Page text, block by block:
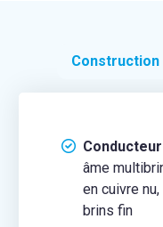
Construction
âme
en cuivre nu,
brins fin